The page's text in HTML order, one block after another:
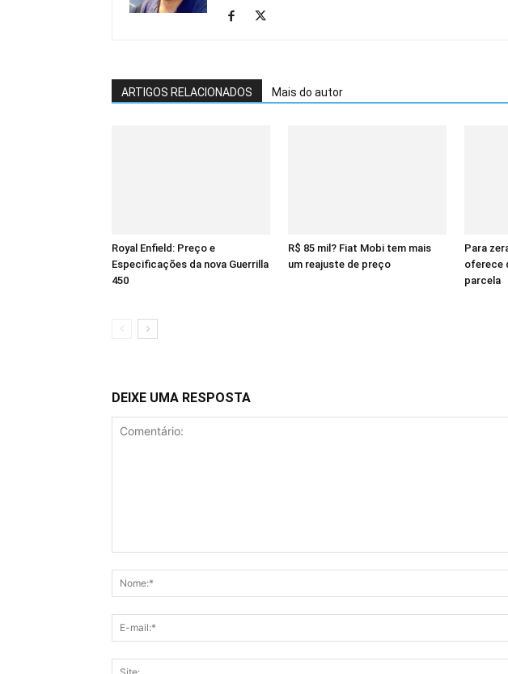
ARTIGOS RELACIONADOS Mais do autor
Royal Enfield: Preço e
Especificações da nova Guerrilla
450
R$ 85 mil? Fiat Mobi tem mais
um reajuste de preço
Para
oferece
parcela
DEIXE UMA RESPOSTA